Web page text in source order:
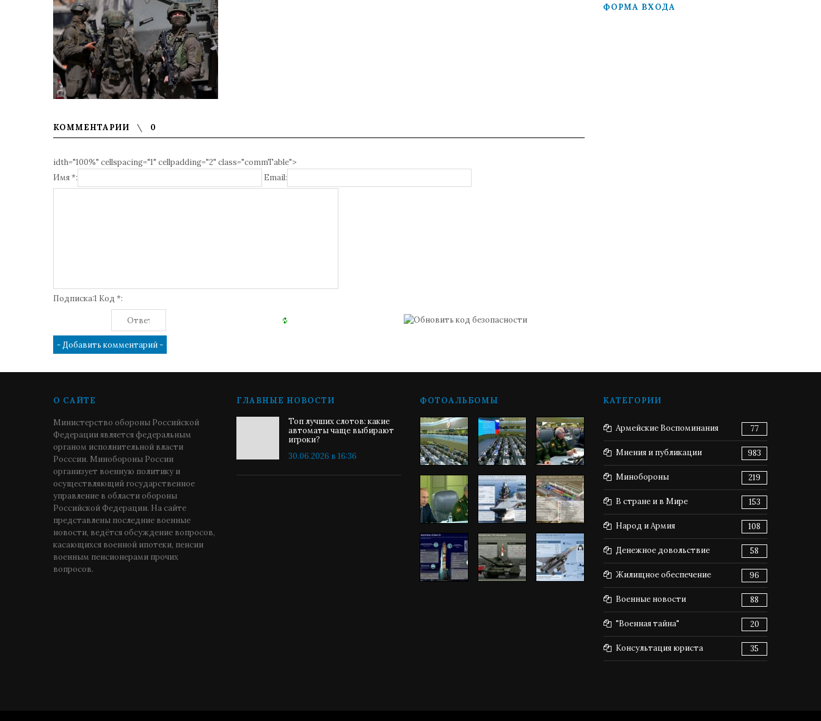
КОММЕНТАРИИ 0
idth="100%" cellspacing="1" cellpadding="2" class="commTable">
Имя *:
Email:
Подписка:1 Код *:
ФОРМА ВХОДА
О САЙТЕ
Министерство обороны Российской
Федерации является федеральным
органом исполнительной власти
Росссии. Минобороны России
организует военную политику и
осуществляющий государственное
управление в области обороны
Российской Федерации. На сайте
представлены последние военные
новости, ведётся обсуждение вопросов,
касающихся военной ипотеки, пенсии
военным пенсионерами прочих
вопросов.
ГЛАВНЫЕ НОВОСТИ
Топ лучших слотов: какие
автоматы чаще выбирают
игроки?
30.06.2026 в 16:36
ФОТОАЛЬБОМЫ КАТЕГОРИИ
Армейские Воспоминания 77
Мнения и публикации 983
Минобороны 219
В стране и в Мире 153
Народ и Армия 108
Денежное довольствие 58
Жилищное обеспечение 96
Военные новости 88
"Военная тайна" 20
Консультация юриста 35